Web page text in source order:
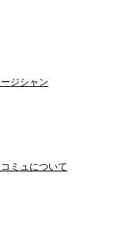
ジシャン
ミュについて